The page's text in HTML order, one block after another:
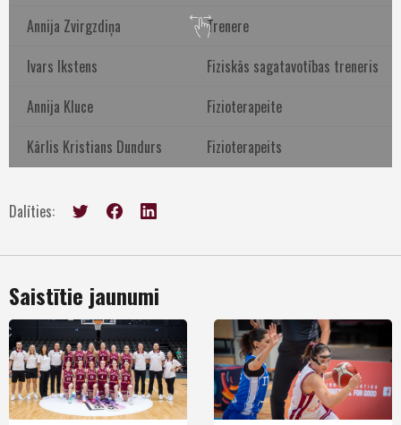
Annija Zvirgzdiņa
Trenere
Ivars Ikstens
Fiziskās sagatavotības treneris
Annija Kluce
Fizioterapeite
Kārlis Kristians Dundurs
Fizioterapeits
Dalīties:
Saistītie jaunumi